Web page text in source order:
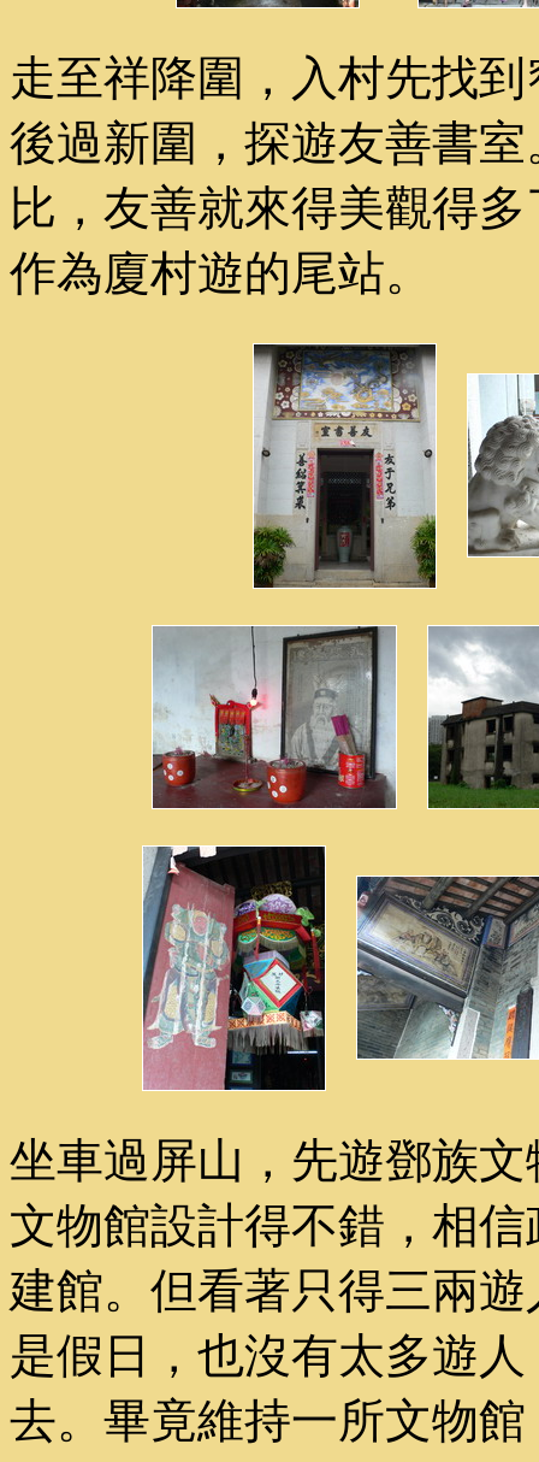
走至祥降圍，入村先找
後過新圍，探遊友善書
比，友善就來得美觀得
作為廈村遊的尾站。
坐車過屏山，先遊鄧族
文物館設計得不錯，相
建館。但看著只得三兩
是假日，也沒有太多遊
去。畢竟維持一所文物